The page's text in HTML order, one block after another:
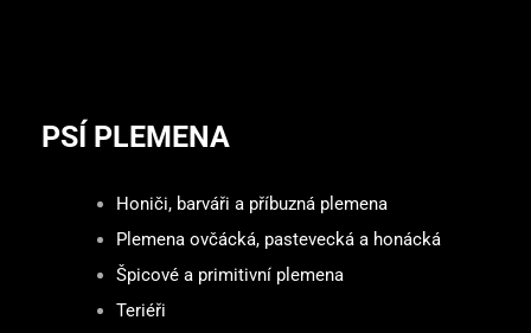
PSÍ PLEMENA
Honiči, barváři a příbuzná plemena
Plemena ovčácká, pastevecká a honácká
Špicové a primitivní plemena
Teriéři